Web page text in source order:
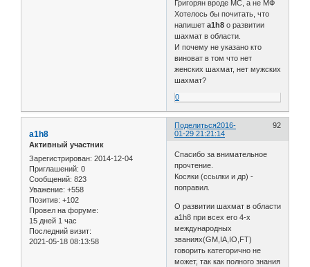
Григорян вроде МС, а не МФ
Хотелось бы почитать, что
напишетa1h8 о развитии
шахмат в области.
И почему не указано кто
виноват в том что нет
женских шахмат, нет мужских
шахмат?
0
Поделиться 92
2016-
01-29 21:21:14
a1h8
Активный участник
Зарегистрирован: 2014-12-04
Приглашений: 0
Сообщений: 823
Уважение: +558
Позитив: +102
Провел на форуме:
15 дней 1 час
Последний визит:
2021-05-18 08:13:58
Спасибо за внимательное
прочтение.
Косяки (ссылки и др) -
поправил.
О развитии шахмат в области
a1h8 при всех его 4-х
международных
званиях(GM,IA,IO,FT)
говорить категорично не
может, так как полного знания